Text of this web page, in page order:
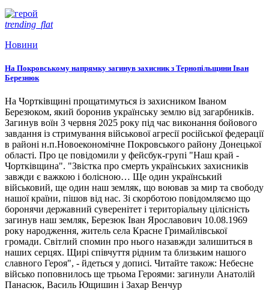
trending_flat
Новини
На Покровському напрямку загинув захисник з Тернопільщини Іван
Березнюк
На Чортківщині прощатимуться із захисником Іваном
Березюком, який боронив українську землю від загарбників.
Загинув воїн 3 червня 2025 року під час виконання бойового
завдання із стримування військової агресії російської федерації
в районі н.п.Новоекономічне Покровського району Донецької
області. Про це повідомили у фейсбук-групі "Наш край -
Чортківщина". "Звістка про смерть українських захисників
завжди є важкою і болісною… Ще один український
військовий, ще один наш земляк, що воював за мир та свободу
нашої країни, пішов від нас. Зі скорботою повідомляємо що
боронячи державний суверенітет і територіальну цілісність
загинув наш земляк, Березюк Іван Ярославович 10.08.1969
року народження, житель села Красне Гримайлівської
громади. Світлий спомин про нього назавжди залишиться в
наших серцях. Щирі співчуття рідним та близьким нашого
славного Героя", - йдеться у дописі. Читайте також: Небесне
військо поповнилось ще трьома Героями: загинули Анатолій
Панасюк, Василь Ющишин і Захар Венчур